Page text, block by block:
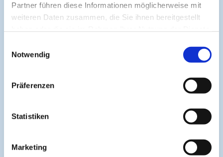
Partner führen diese Informationen möglicherweise mit
weiteren Daten zusammen, die Sie ihnen bereitgestellt
Notwendig
Präferenzen
Statistiken
Marketing
Angioödem im Visier präzise Diagnostik
letzten 5 Kurse angezeigt. Diese Begrenzung hilft, die
About
Cogitando-GmbH